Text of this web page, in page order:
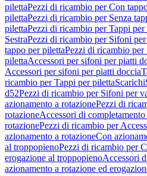
pilettaPezzi di ricambio per Con
pilettaPezzi di ricambio per Senza
pilettaPezzi di ricambio per Tappi per
SestraPezzi di ricambio per Sifoni
tappo per pilettaPezzi di ricambio per
pilettaAccessori per sifoni per piatti
Accessori per sifoni per piatti doccia
ricambio per Tappi per pilettaScarichi
d52Pezzi di ricambio per Sifoni per
azionamento a rotazionePezzi di
rotazioneAccessori di
rotazionePezzi di ricambio per
azionamento a rotazioneCon
al troppopienoPezzi di ricambio per
erogazione al troppopienoAccessori
azionamento a rotazione ed